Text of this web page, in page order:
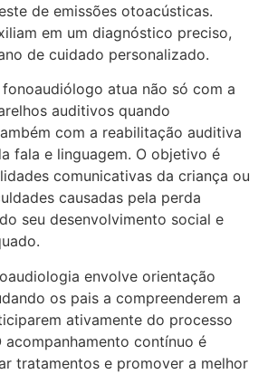
de emissões otoacústicas.
em um diagnóstico preciso,
de cuidado personalizado.
atua não só com a
auditivos quando
com a reabilitação auditiva
fala e linguagem. O objetivo é
comunicativas da criança ou
causadas pela perda
seu desenvolvimento social e
envolve orientação
os pais a compreenderem a
ativamente do processo
acompanhamento contínuo é
tratamentos e promover a melhor